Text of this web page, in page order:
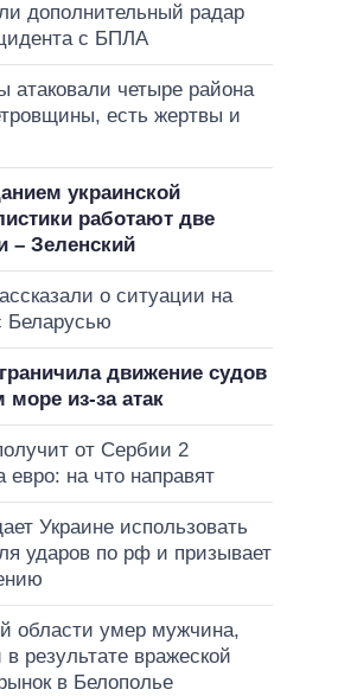
дополнительный радар
с БПЛА
атаковали четыре района
есть жертвы и
украинской
работают две
– Зеленский
о ситуации на
Беларусью
движение судов
море из-за атак
от Сербии 2
евро: на что направят
Украине использовать
ударов по рф и призывает
области умер мужчина,
результате вражеской
в Белополье